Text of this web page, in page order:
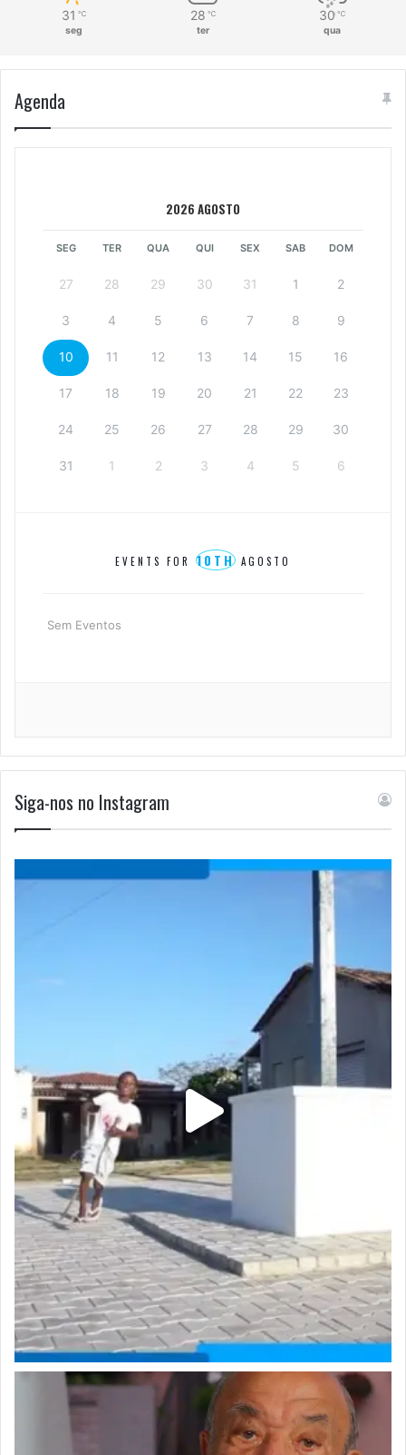
31 ℃
seg
28 ℃
ter
30 ℃
qua
Agenda
2026 AGOSTO
SEG TER QUA QUI SEX SAB DOM
27 28 29 30 31 1 2
3 4 5 6 7 8 9
10 11 12 13 14 15 16
17 18 19 20 21 22 23
24 25 26 27 28 29 30
31 1 2 3 4 5 6
EVENTS FOR 10TH AGOSTO
Sem Eventos
Siga-nos no Instagram